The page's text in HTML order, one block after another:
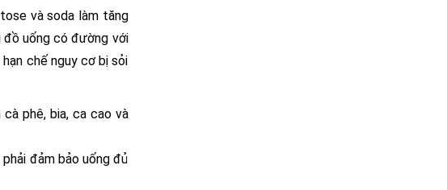
và soda làm tăng
đồ uống có đường với
chế nguy cơ bị sỏi
phê, bia, ca cao và
đảm bảo uống đủ